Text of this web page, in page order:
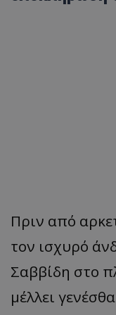
Πριν από
τον ισχυρό
Σαββίδη στο
μέλλει